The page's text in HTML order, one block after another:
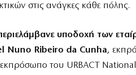
στις ανάγκες κάθε πόλης.
υποδοχή των
Nuno Ribeiro da Cunha,
του URBACT